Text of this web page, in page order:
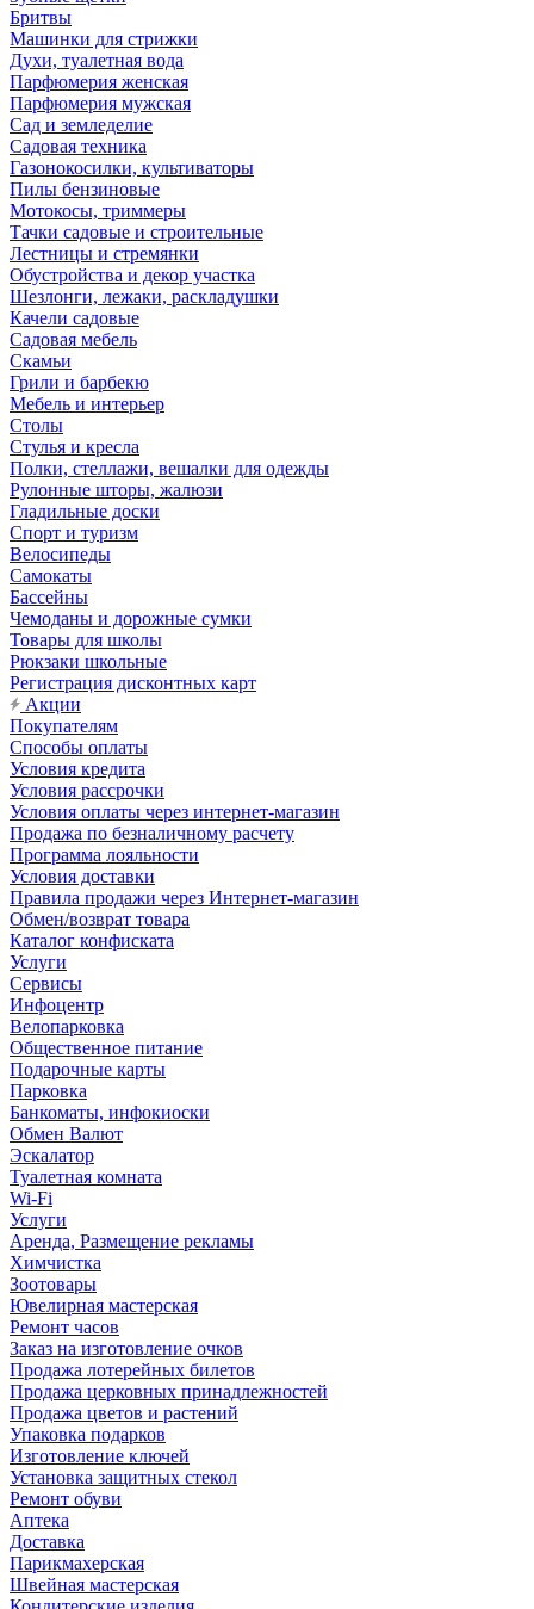
Бритвы
Машинки для стрижки
Духи, туалетная вода
Парфюмерия женская
Парфюмерия мужская
Сад и земледелие
Садовая техника
Газонокосилки, культиваторы
Пилы бензиновые
Мотокосы, триммеры
Тачки садовые и строительные
Лестницы и стремянки
Обустройства и декор участка
Шезлонги, лежаки, раскладушки
Качели садовые
Садовая мебель
Скамьи
Грили и барбекю
Мебель и интерьер
Столы
Стулья и кресла
Полки, стеллажи, вешалки для одежды
Рулонные шторы, жалюзи
Гладильные доски
Спорт и туризм
Велосипеды
Самокаты
Бассейны
Чемоданы и дорожные сумки
Товары для школы
Рюкзаки школьные
Регистрация дисконтных карт
Акции
Покупателям
Способы оплаты
Условия кредита
Условия рассрочки
Условия оплаты через интернет-магазин
Продажа по безналичному расчету
Программа лояльности
Условия доставки
Правила продажи через Интернет-магазин
Обмен/возврат товара
Каталог конфиската
Услуги
Сервисы
Инфоцентр
Велопарковка
Общественное питание
Подарочные карты
Парковка
Банкоматы, инфокиоски
Обмен Валют
Эскалатор
Туалетная комната
Wi-Fi
Услуги
Аренда, Размещение рекламы
Химчистка
Зоотовары
Ювелирная мастерская
Ремонт часов
Заказ на изготовление очков
Продажа лотерейных билетов
Продажа церковных принадлежностей
Продажа цветов и растений
Упаковка подарков
Изготовление ключей
Установка защитных стекол
Ремонт обуви
Аптека
Доставка
Парикмахерская
Швейная мастерская